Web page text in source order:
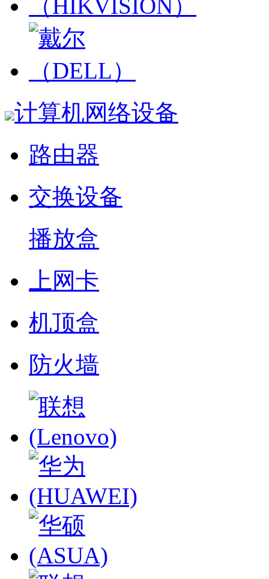
计算机网络设备
路由器
交换设备
播放盒
上网卡
机顶盒
防火墙